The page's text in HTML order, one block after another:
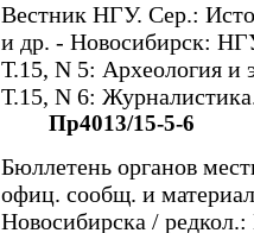
Вестник НГУ. Сер.:
и др. - Новосибирск:
Т.15, N 5: Археология и
Т.15, N 6:
Пр4013/15-5-6
Бюллетень органов
офиц. сообщ. и
Новосибирска /